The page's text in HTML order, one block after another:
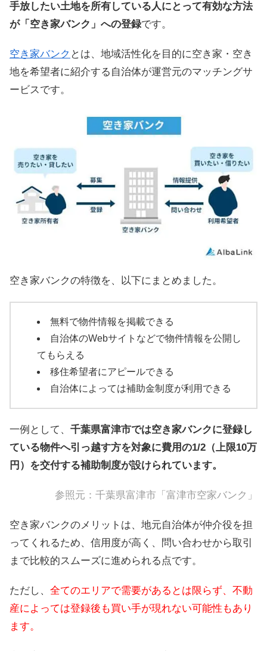
手放したい土地を所有している人にとって有効な方法
が「空き家バンク」への登録です。
空き家バンク とは、地域活性化を目的に空き家・空き
地を希望者に紹介する自治体が運営元のマッチングサ
ービスです。
空き家バンクの特徴を、以下にまとめました。
無料で物件情報を掲載できる
自治体のWebサイトなどで物件情報を公開し
てもらえる
移住希望者にアピールできる
自治体によっては補助金制度が利用できる
一例として、 千葉県富津市では空き家バンクに登録し
ている物件へ引っ越す方を対象に費用の1/2（上限10万
円）を交付する補助制度が設けられています。
参照元： 千葉県富津市「富津市空家バンク」
空き家バンクのメリットは、地元自治体が仲介役を担
ってくれるため、信用度が高く、問い合わせから取引
まで比較的スムーズに進められる点です。
ただし、 全てのエリアで需要があるとは限らず、不動
産によっては登録後も買い手が現れない可能性もあり
ます。